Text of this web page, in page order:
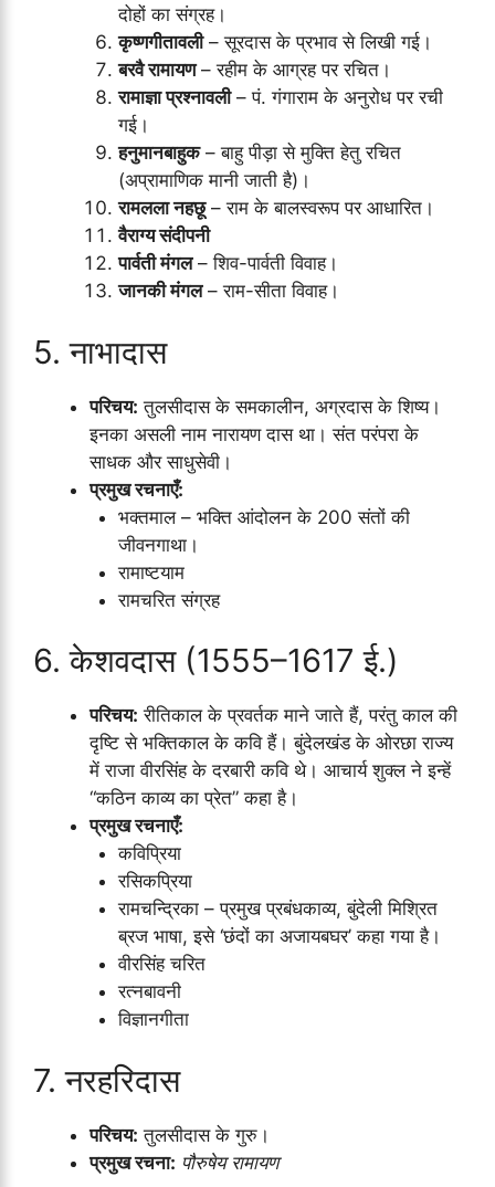
दोहों का संग्रह।
कृष्णगीतावली– सूरदास के प्रभाव से लिखी गई।
बरवै रामायण– रहीम के आग्रह पर रचित।
रामाज्ञा प्रश्नावली– पं. गंगाराम के अनुरोध पर रची
गई।
हनुमानबाहुक– बाहु पीड़ा से मुक्ति हेतु रचित
(अप्रामाणिक मानी जाती है)।
रामलला नहछू– राम के बालस्वरूप पर आधारित।
वैराग्य संदीपनी
पार्वती मंगल– शिव-पार्वती विवाह।
जानकी मंगल– राम-सीता विवाह।
5. नाभादास
परिचय: तुलसीदास के समकालीन, अग्रदास के शिष्य।
इनका असली नाम नारायण दास था। संत परंपरा के
साधक और साधुसेवी।
प्रमुख रचनाएँ:
भक्तमाल – भक्ति आंदोलन के 200 संतों की
जीवनगाथा।
रामाष्टयाम
रामचरित संग्रह
6. केशवदास (1555–1617 ई.)
परिचय: रीतिकाल के प्रवर्तक माने जाते हैं, परंतु काल की
दृष्टि से भक्तिकाल के कवि हैं। बुंदेलखंड के ओरछा राज्य
में राजा वीरसिंह के दरबारी कवि थे। आचार्य शुक्ल ने इन्हें
“कठिन काव्य का प्रेत” कहा है।
प्रमुख रचनाएँ:
कविप्रिया
रसिकप्रिया
रामचन्द्रिका – प्रमुख प्रबंधकाव्य, बुंदेली मिश्रित
ब्रज भाषा, इसे ‘छंदों का अजायबघर’ कहा गया है।
वीरसिंह चरित
रत्नबावनी
विज्ञानगीता
7. नरहरिदास
परिचय: तुलसीदास के गुरु।
प्रमुख रचना: पौरुषेय रामायण